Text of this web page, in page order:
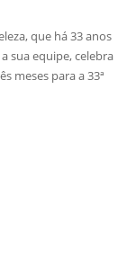
que há 33 anos
sua equipe, celebra
meses para a 33ª